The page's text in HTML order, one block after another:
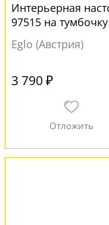
Интерьерная
97515 на тумбочку
Eglo (Австрия)
3 790 ₽